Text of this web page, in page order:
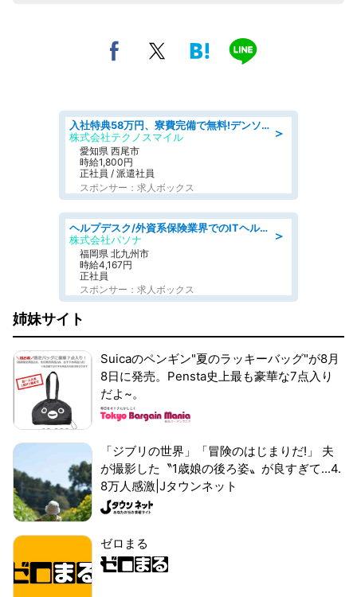
＞
入社特典58万円、寮費完備で無料!デンソーで働こう!自動車工場で小型部品の検査業務 denso aichi
株式会社テクノスマイル
愛知県 西尾市
時給1,800円
正社員 / 派遣社員
スポンサー：求人ボックス
＞
ヘルプデスク/外資系保険業界でのITヘルプデスク業務/駅近/即日勤務可/ヘルプデスク
株式会社パソナ
福岡県 北九州市
時給4,167円
正社員
スポンサー：求人ボックス
姉妹サイト
Suicaのペンギン"夏のラッキーバッグ"が8月
8日に発売。Pensta史上最も豪華な7点入り
だよ~。
「ジブリの世界」「冒険のはじまりだ!」 夫
が撮影した〝1歳娘の後ろ姿〟が良すぎて...4.
8万人感激|Jタウンネット
ゼロまる